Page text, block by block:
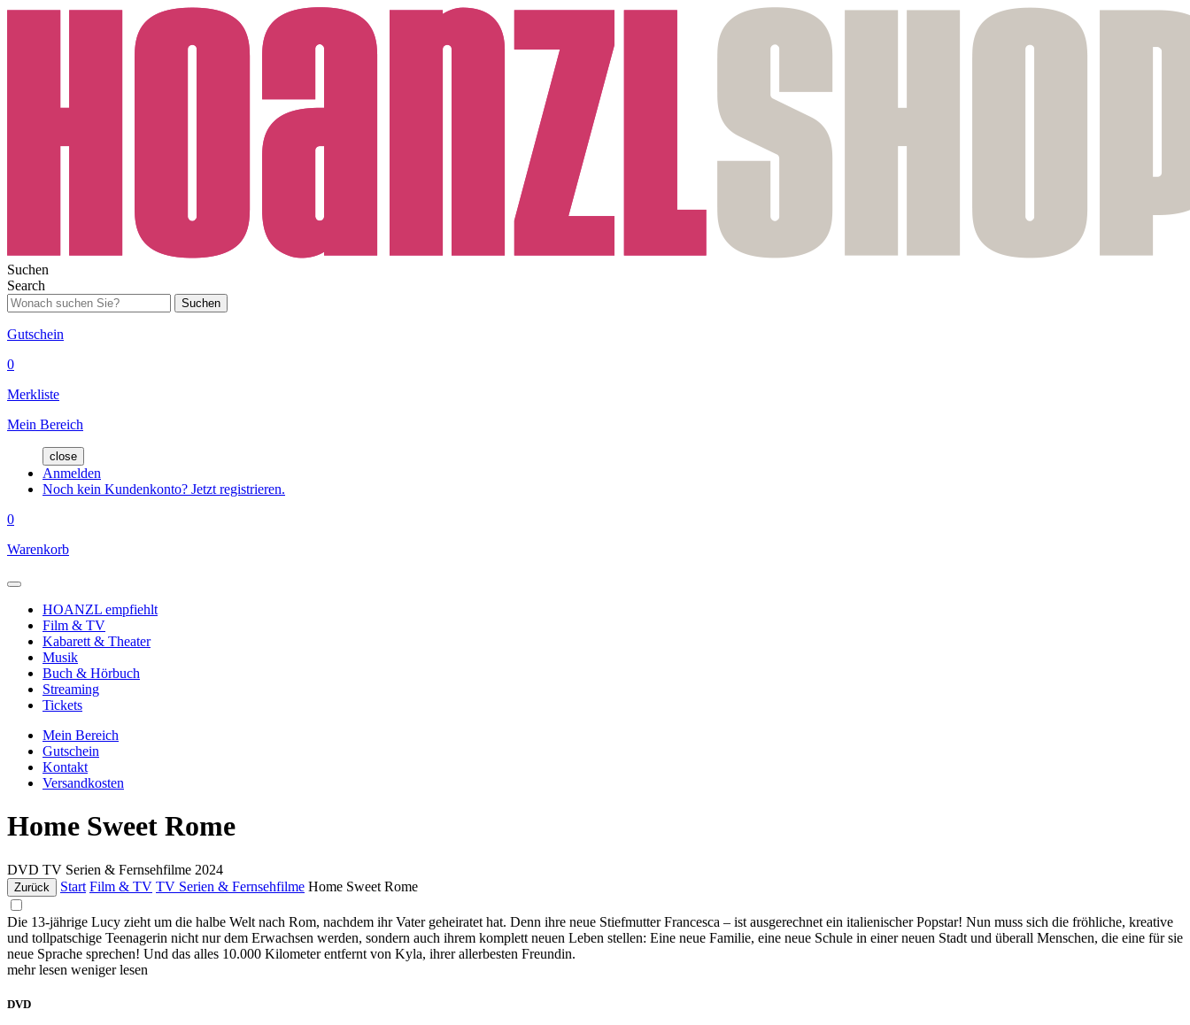
Suchen
Search
Suchen
Gutschein
0
Merkliste
Mein Bereich
close
Anmelden
Noch kein Kundenkonto? Jetzt registrieren.
0
Warenkorb
HOANZL empfiehlt
Film & TV
Kabarett & Theater
Musik
Buch & Hörbuch
Streaming
Tickets
Mein Bereich
Gutschein
Kontakt
Versandkosten
Home Sweet Rome
DVD TV Serien & Fernsehfilme 2024
Zurück Start Film & TV TV Serien & Fernsehfilme Home Sweet Rome
Die 13-jährige Lucy zieht um die halbe Welt nach Rom, nachdem ihr Vater geheiratet hat. Denn ihre neue Stiefmutter Francesca – ist ausgerechnet ein italienischer Popstar! Nun muss sich die fröhliche, kreative
und tollpatschige Teenagerin nicht nur dem Erwachsen werden, sondern auch ihrem komplett neuen Leben stellen: Eine neue Familie, eine neue Schule in einer neuen Stadt und überall Menschen, die eine für sie
neue Sprache sprechen! Und das alles 10.000 Kilometer entfernt von Kyla, ihrer allerbesten Freundin.
mehr lesen weniger lesen
DVD